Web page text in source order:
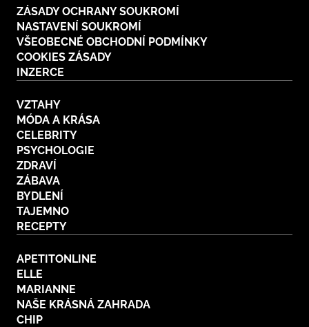
ZÁSADY OCHRANY SOUKROMÍ
NASTAVENÍ SOUKROMÍ
VŠEOBECNÉ OBCHODNÍ PODMÍNKY
COOKIES ZÁSADY
INZERCE
VZTAHY
MÓDA A KRÁSA
CELEBRITY
PSYCHOLOGIE
ZDRAVÍ
ZÁBAVA
BYDLENÍ
TAJEMNO
RECEPTY
APETITONLINE
ELLE
MARIANNE
NAŠE KRÁSNÁ ZAHRADA
CHIP